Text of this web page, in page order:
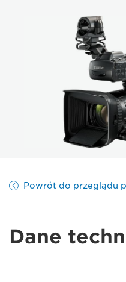
Powrót do przeglądu
Dane